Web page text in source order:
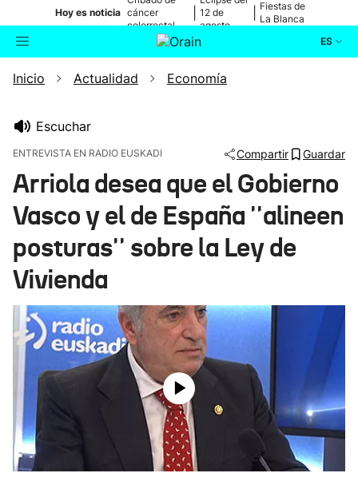
Hoy es noticia cáncer
colorrectal
12 de
agosto
Fiestas de
La Blanca
ES
Buscador Actualidad
Ikusmiran
Eguraldia
Inicio Actualidad Economía
Escuchar
ENTREVISTA EN RADIO EUSKADI Compartir Guardar
Arriola desea que el Gobierno
Vasco y el de España ''alineen
posturas'' sobre la Ley de
Vivienda